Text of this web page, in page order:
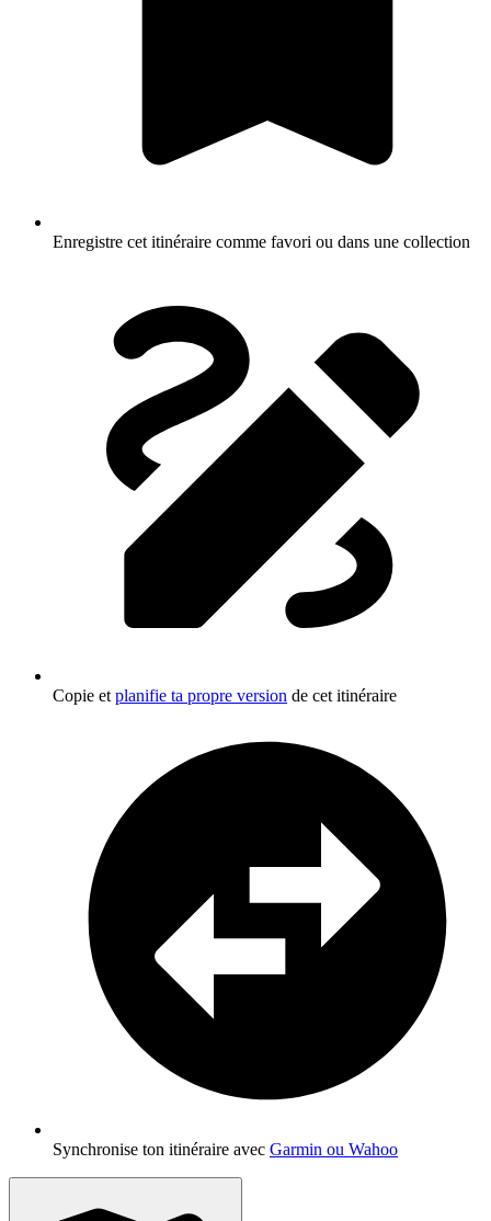
Enregistre cet itinéraire comme favori ou dans une collection
Copie et planifie ta propre version de cet itinéraire
Synchronise ton itinéraire avec Garmin ou Wahoo